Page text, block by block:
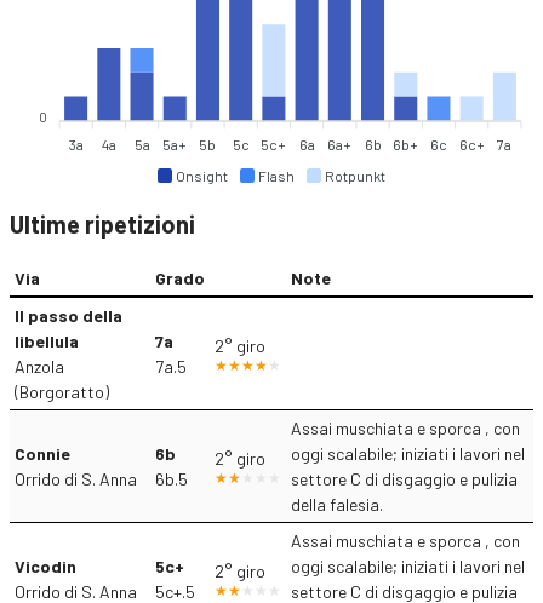
Onsight Flash Rotpunkt
0
3a 4a 5a 5a+ 5b 5c 5c+ 6a 6a+ 6b 6b+ 6c 6c+ 7a
Ultime ripetizioni
Via Grado
Note
Il passo della
libellula
Anzola
(Borgoratto)
7a
7a.5
2° giro
Connie
Orrido di S. Anna
6b
6b.5
2° giro
Assai muschiata e sporca , con
oggi scalabile; iniziati i lavori nel
settore C di disgaggio e pulizia
della falesia.
Vicodin
Orrido di S. Anna
5c+
5c+.5
2° giro
Assai muschiata e sporca , con
oggi scalabile; iniziati i lavori nel
settore C di disgaggio e pulizia